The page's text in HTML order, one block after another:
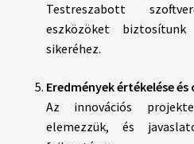
Testreszabott
eszközöket
sikeréhez.
Eredmények értékelése
Az innovációs
elemezzük, és